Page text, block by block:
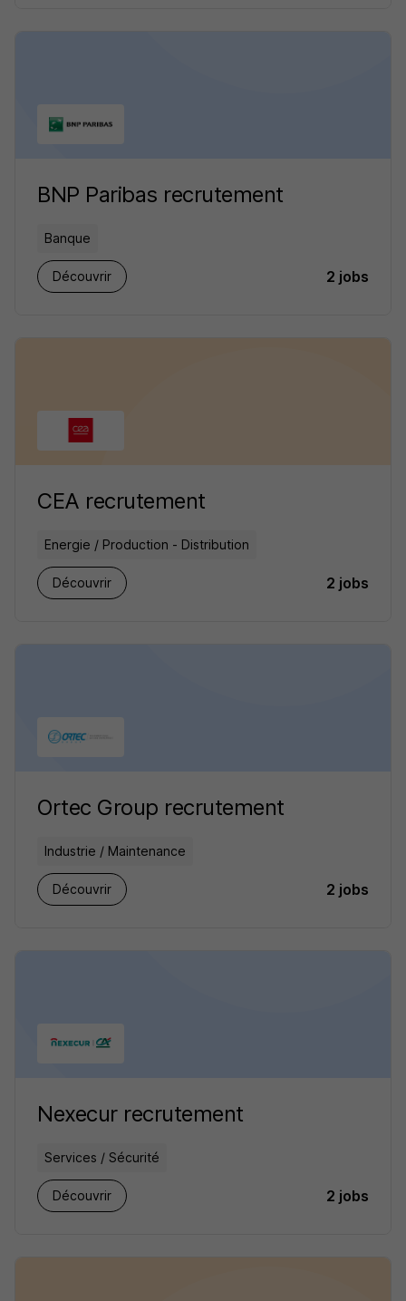
BNP Paribas recrutement
Banque
Découvrir 2 jobs
CEA recrutement
Energie / Production - Distribution
Découvrir 2 jobs
Ortec Group recrutement
Industrie / Maintenance
Découvrir 2 jobs
Nexecur recrutement
Services / Sécurité
Découvrir 2 jobs